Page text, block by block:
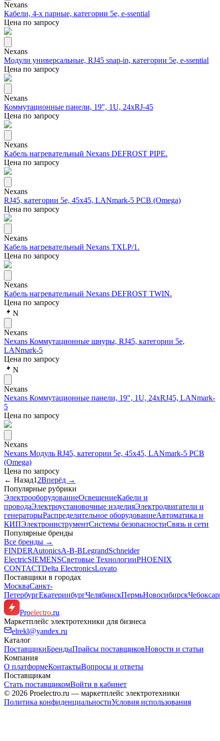
Nexans
Кабели, 4-х парные, категории 5е, e-ssential
Цена по запросу
Nexans
Модули универсальные, RJ45 snap-in, категории 5е, e-ssential
Цена по запросу
Nexans
Коммутационные панели, 19", 1U, 24xRJ-45
Цена по запросу
Nexans
Кабель нагревательный Nexans DEFROST PIPE.
Цена по запросу
Nexans
RJ45, категории 5е, 45х45, LANmark-5 РСВ (Omega)
Цена по запросу
Nexans
Кабель нагревательный Nexans TXLP/1.
Цена по запросу
Nexans
Кабель нагревательный Nexans DEFROST TWIN.
Цена по запросу
N
Nexans
Nexans Коммутационные шнуры, RJ45, категории 5е,
LANmark-5
Цена по запросу
N
Nexans
Nexans Коммутационные панели, 19", 1U, 24xRJ45, LANmark-
5
Цена по запросу
Nexans
Nexans Модуль RJ45, категории 5е, 45х45, LANmark-5 РСВ
(Omega)
Цена по запросу
← Назад1 2Вперёд →
Популярные рубрики
ЭлектрооборудованиеОсвещениеКабели и
проводаЭлектроустановочные изделияЭлектродвигатели и
генераторыРаспределительное оборудованиеАвтоматика и
КИПЭлектроинструментСистемы безопасностиСвязь и сети
Популярные бренды
Все бренды →
FINDERAutonicsA-B-BLegrandSchneider
ElectricSIEMENSСветовые ТехнологииPHOENIX
CONTACTDelta ElectronicsLovato
Поставщики в городах
МоскваСанкт-
ПетербургЕкатеринбургЧелябинскПермьНовосибирск
Proelectro.ru
Маркетплейс электротехники для бизнеса
elrekl@yandex.ru
Каталог
ПоставщикиБрендыПрайсы поставщиковНовости и статьи
Компания
О платформеКонтактыВопросы и ответы
Поставщикам
Стать поставщикомВойти в кабинет
© 2026 Proelectro.ru — маркетплейс электротехники
Политика конфиденциальностиУсловия использования